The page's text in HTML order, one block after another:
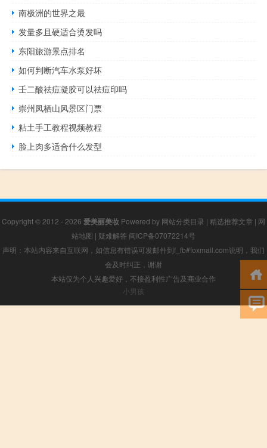
南极洲的世界之最
发量多且硬适合烫发吗
东阳旅游景点排名
如何判断汽车水泵好坏
壬二酸祛痘凝胶可以祛痘印吗
崇州凤栖山风景区门票
粘土手工教程视频教程
脸上肉多适合什么发型
Copyright © 2012 - 2026 爱美丽美妆 Powered by 网站分类目录 | 精选推荐文章 | 网
站地图 | 疑难解答 闽ICP备07072214号
声明：本站内容来自互联网，如信息有错误可发邮件到f_fb#foxmail.com说明，我们
会及时纠正，谢谢
本站仅为个人兴趣爱好，不接盈利性广告及商业合作
小男孩